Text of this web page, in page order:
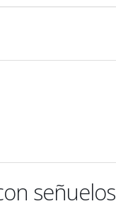
señuelos